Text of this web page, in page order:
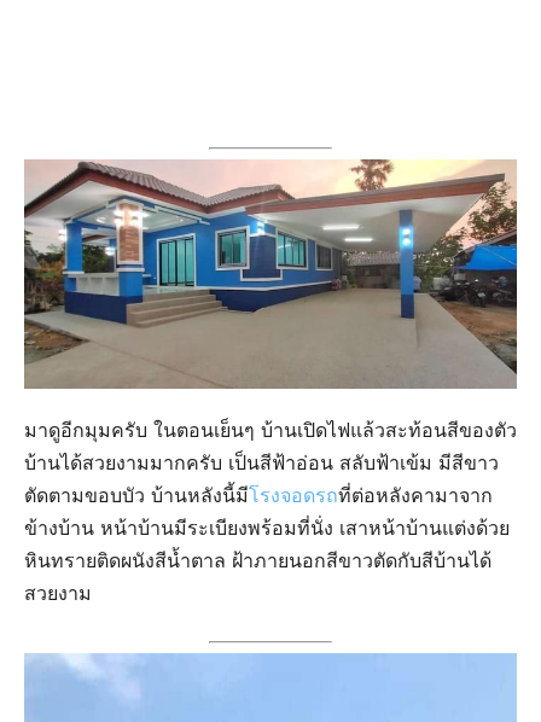
มาดูอีกมุมครับ ในตอนเย็นๆ บ้านเปิดไฟแล้วสะท้อนสีของตัว
บ้านได้สวยงามมากครับ เป็นสีฟ้าอ่อน สลับฟ้าเข้ม มีสีขาว
ตัดตามขอบบัว บ้านหลังนี้มีโรงจอดรถที่ต่อหลังคามาจาก
ข้างบ้าน หน้าบ้านมีระเบียงพร้อมที่นั่ง เสาหน้าบ้านแต่งด้วย
หินทรายติดผนังสีน้ำตาล ฝ้าภายนอกสีขาวตัดกับสีบ้านได้
สวยงาม